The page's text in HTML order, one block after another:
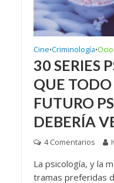
Cine•Criminología•Ocio
30 SERIES
QUE
FUTURO
DEBERÍA
4 Comentarios
La psicología, y la
tramas preferidas